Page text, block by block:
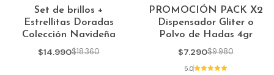
Set de brillos +
Estrellitas Doradas
Colección Navideña
$14.990$18.360
-27%
PROMOCIÓN PACK X2
Dispensador Gliter o
Polvo de Hadas 4gr
$7.290$9.980
5.0